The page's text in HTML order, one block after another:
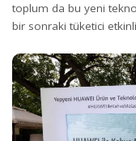
toplum da bu yeni
bir sonraki tüketici